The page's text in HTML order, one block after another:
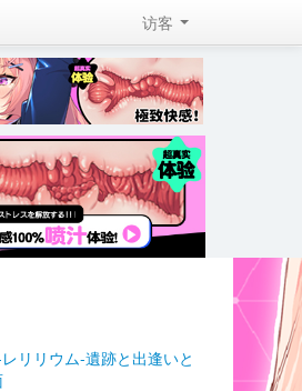
访客
リリウム-遺跡と出逢いと